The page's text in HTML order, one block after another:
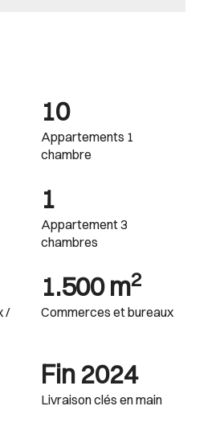
10
Appartements 1
chambre
1
Appartement 3
chambres
/
1.500 m2
Commerces et bureaux
Fin 2024
Livraison clés en main